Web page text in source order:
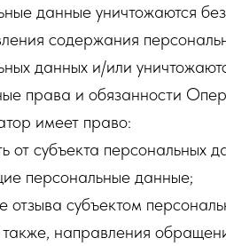
данные уничтожаются
содержания
данных и/или
права и обязанности
имеет право:
от субъекта персональных
персональные данные;
отзыва субъектом
направления